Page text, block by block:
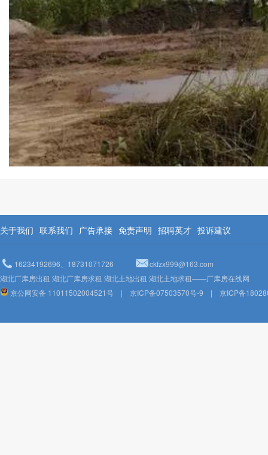
关于我们 联系我们 广告承接 免责声明 招聘英才 投诉建议
16234192696、18731071726
ckfzx999@163.com
湖北厂库房出租 湖北厂库房求租 湖北土地出租 湖北土地求租——厂库房在线网
京公网安备 11011502004521号 | 京ICP备07503570号-9 | 京ICP备